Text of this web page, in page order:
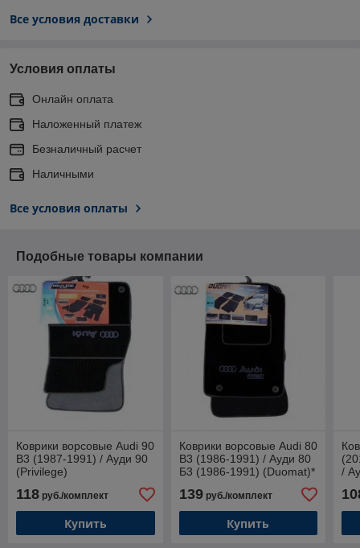
Все условия доставки
Условия оплаты
Онлайн оплата
Наложенный платеж
Безналичный расчет
Наличными
Все условия оплаты
Подобные товары компании
Коврики ворсовые Audi 90
B3 (1987-1991) / Ауди 90
(Privilege)
118 руб./комплект
Купить
Коврики ворсовые Audi 80
B3 (1986-1991) / Ауди 80
Б3 (1986-1991) (Duomat)*
139руб./комплект
Купить
/